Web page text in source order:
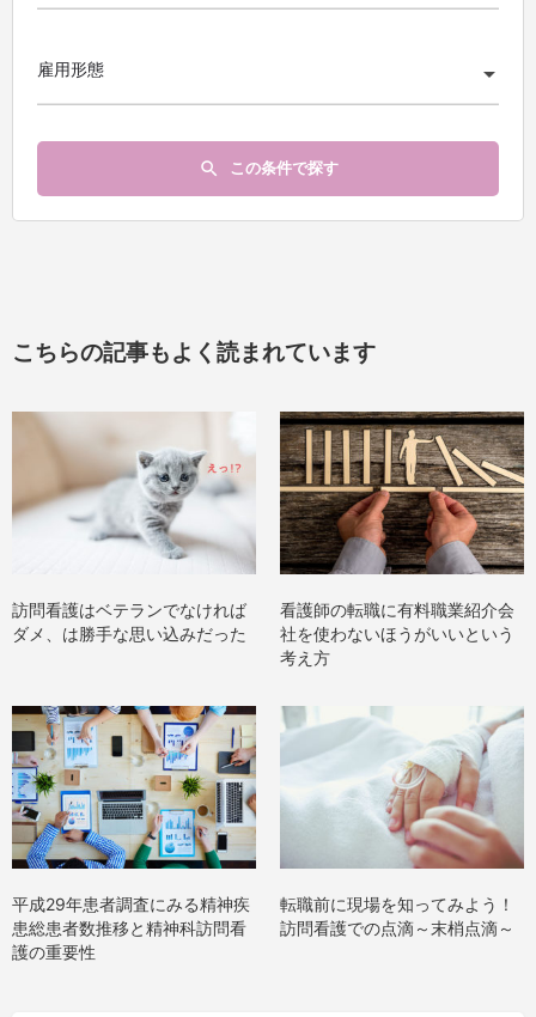
雇用形態
この条件で探す
こちらの記事もよく読まれています
訪問看護はベテランでなければ
ダメ、は勝手な思い込みだった
看護師の転職に有料職業紹介会
社を使わないほうがいいという
考え方
平成29年患者調査にみる精神疾
患総患者数推移と精神科訪問看
護の重要性
転職前に現場を知ってみよう！
訪問看護での点滴～末梢点滴～